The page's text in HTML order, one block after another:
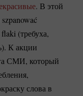
. В этой
(требуха,
К акции
СМИ, который
слова в